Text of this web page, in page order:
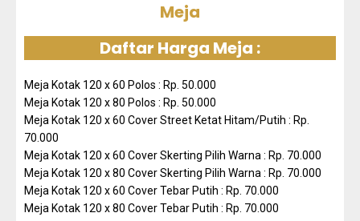
Meja
Daftar Harga Meja :
Meja Kotak 120 x 60 Polos : Rp. 50.000
Meja Kotak 120 x 80 Polos : Rp. 50.000
Meja Kotak 120 x 60 Cover Street Ketat Hitam/Putih : Rp.
70.000
Meja Kotak 120 x 60 Cover Skerting Pilih Warna : Rp. 70.000
Meja Kotak 120 x 80 Cover Skerting Pilih Warna : Rp. 70.000
Meja Kotak 120 x 60 Cover Tebar Putih : Rp. 70.000
Meja Kotak 120 x 80 Cover Tebar Putih : Rp. 70.000